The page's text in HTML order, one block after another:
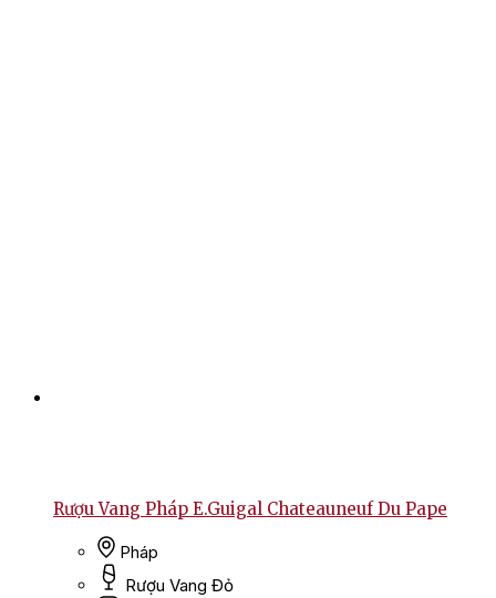
Rượu Vang Pháp E.Guigal Chateauneuf Du Pape
Pháp
Rượu Vang Đỏ